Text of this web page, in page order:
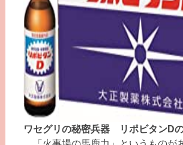
ワセグリの秘密兵器 リポビタンD